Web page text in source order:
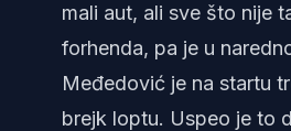
mali aut, ali sve što nije
forhenda, pa je u
Međedović je na startu
brejk loptu. Uspeo je to